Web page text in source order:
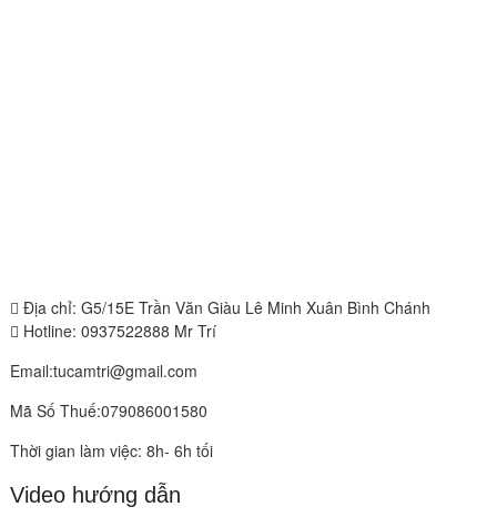
Địa chỉ: G5/15E Trần Văn Giàu Lê Minh Xuân Bình Chánh
Hotline: 0937522888 Mr Trí
Email:tucamtri@gmail.com
Mã Số Thuế:079086001580
Thời gian làm việc: 8h- 6h tối
Video hướng dẫn